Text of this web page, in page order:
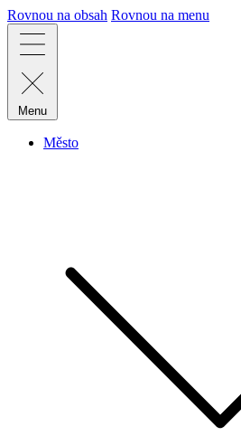
Rovnou na obsah Rovnou na menu
Menu
Město